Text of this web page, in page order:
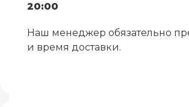
20:00
Наш менеджер обязательно
и время доставки.